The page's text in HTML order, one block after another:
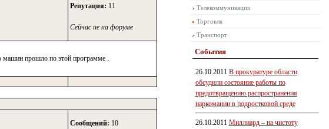
Репутация: 11
Сейчас не на форуме
машин прошло по этой программе .
Сообщений: 10
Телекоммуникации
Торговля
Транспорт
События
26.10.2011 В прокуратуре области
обсудили состояние работы по
предотвращению распространения
наркомании в подростковой среде
26.10.2011 Миллиард – на чистоту